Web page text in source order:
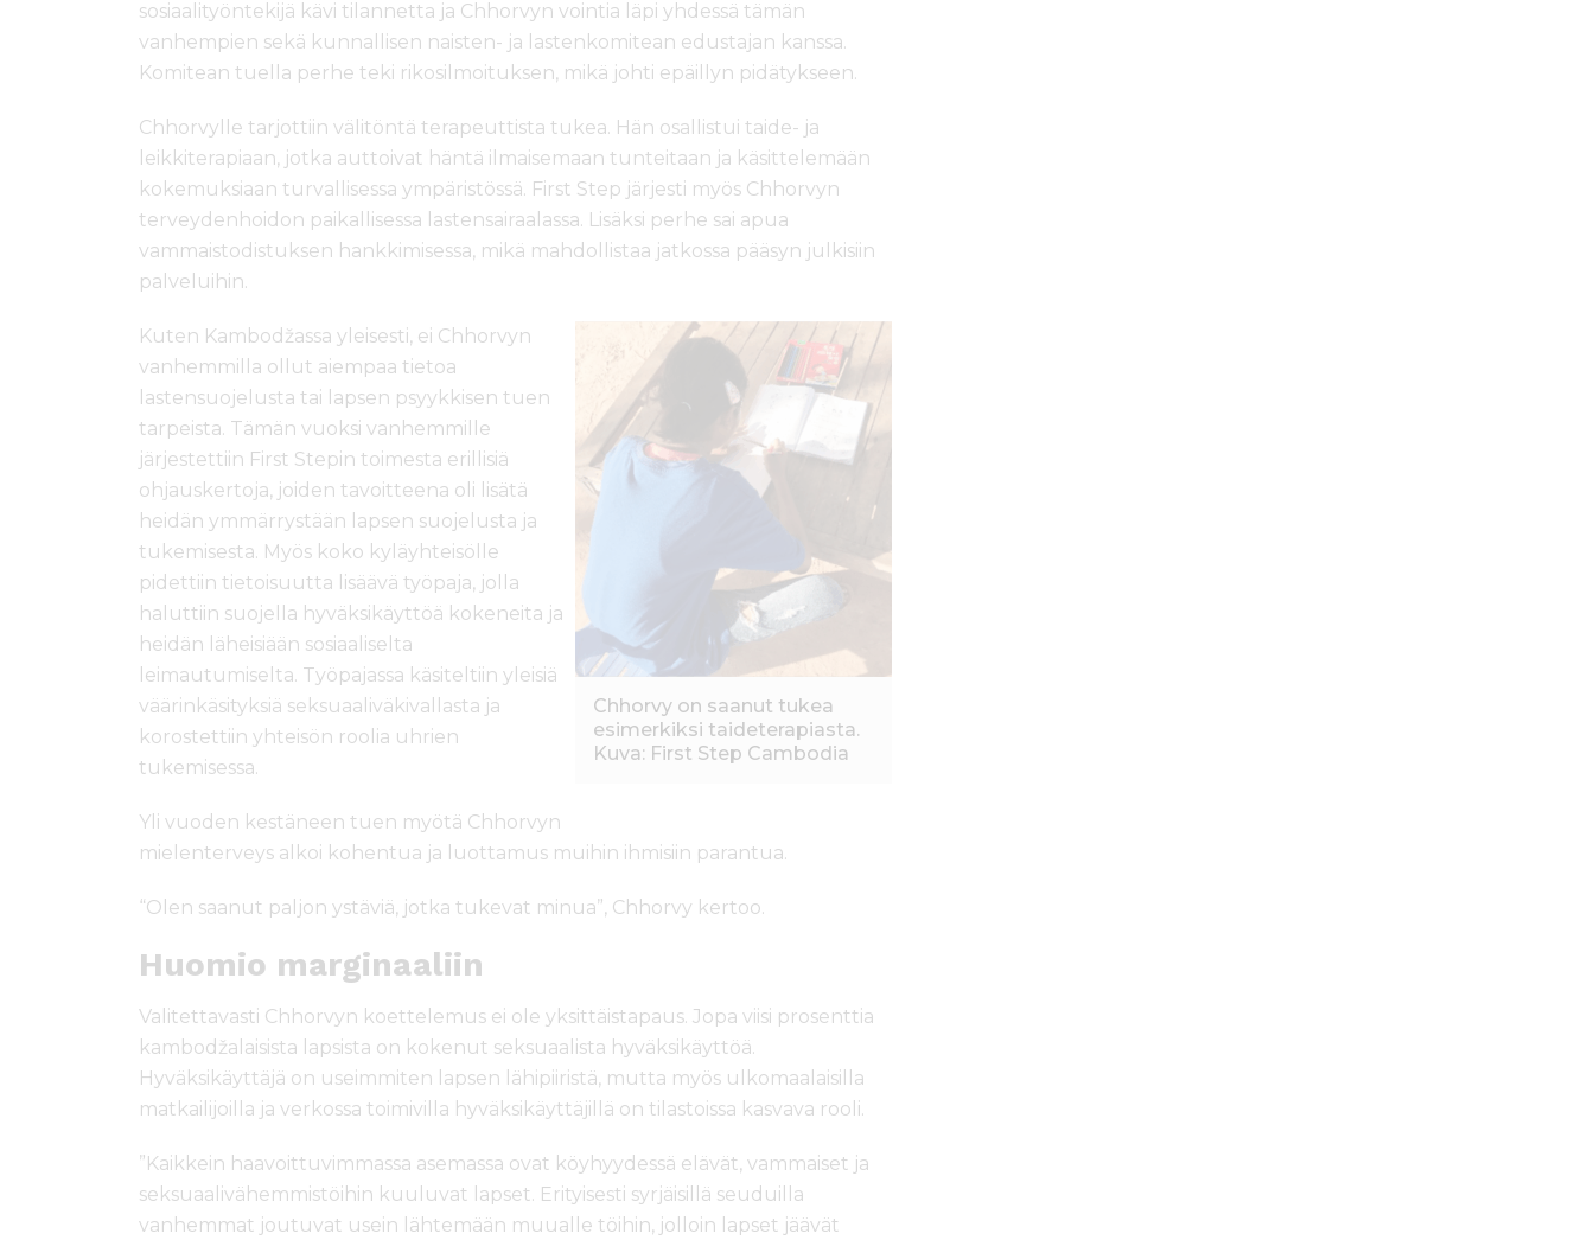
sosiaalityöntekijä kävi tilannetta ja Chhorvyn vointia läpi yhdessä tämän
vanhempien sekä kunnallisen naisten- ja lastenkomitean edustajan kanssa.
Komitean tuella perhe teki rikosilmoituksen, mikä johti epäillyn pidätykseen.
Chhorvylle tarjottiin välitöntä terapeuttista tukea. Hän osallistui taide- ja
leikkiterapiaan, jotka auttoivat häntä ilmaisemaan tunteitaan ja käsittelemään
kokemuksiaan turvallisessa ympäristössä. First Step järjesti myös Chhorvyn
terveydenhoidon paikallisessa lastensairaalassa. Lisäksi perhe sai apua
vammaistodistuksen hankkimisessa, mikä mahdollistaa jatkossa pääsyn julkisiin
palveluihin.
Chhorvy on saanut tukea
esimerkiksi taideterapiasta.
Kuva: First Step Cambodia
Kuten Kambodžassa yleisesti, ei Chhorvyn
vanhemmilla ollut aiempaa tietoa
lastensuojelusta tai lapsen psyykkisen tuen
tarpeista. Tämän vuoksi vanhemmille
järjestettiin First Stepin toimesta erillisiä
ohjauskertoja, joiden tavoitteena oli lisätä
heidän ymmärrystään lapsen suojelusta ja
tukemisesta. Myös koko kyläyhteisölle
pidettiin tietoisuutta lisäävä työpaja, jolla
haluttiin suojella hyväksikäyttöä kokeneita ja
heidän läheisiään sosiaaliselta
leimautumiselta. Työpajassa käsiteltiin yleisiä
väärinkäsityksiä seksuaaliväkivallasta ja
korostettiin yhteisön roolia uhrien
tukemisessa.
Yli vuoden kestäneen tuen myötä Chhorvyn
mielenterveys alkoi kohentua ja luottamus muihin ihmisiin parantua.
“Olen saanut paljon ystäviä, jotka tukevat minua”, Chhorvy kertoo.
Huomio marginaaliin
Valitettavasti Chhorvyn koettelemus ei ole yksittäistapaus. Jopa viisi prosenttia
kambodžalaisista lapsista on kokenut seksuaalista hyväksikäyttöä.
Hyväksikäyttäjä on useimmiten lapsen lähipiiristä, mutta myös ulkomaalaisilla
matkailijoilla ja verkossa toimivilla hyväksikäyttäjillä on tilastoissa kasvava rooli.
”Kaikkein haavoittuvimmassa asemassa ovat köyhyydessä elävät, vammaiset ja
seksuaalivähemmistöihin kuuluvat lapset. Erityisesti syrjäisillä seuduilla
vanhemmat joutuvat usein lähtemään muualle töihin, jolloin lapset jäävät